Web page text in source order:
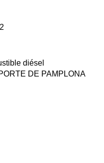
diésel
DE PAMPLONA